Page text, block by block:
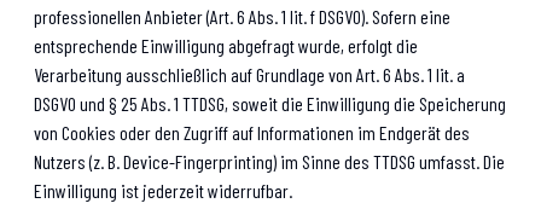
professionellen Anbieter (Art. 6 Abs. 1 lit. f DSGVO). Sofern eine
entsprechende Einwilligung abgefragt wurde, erfolgt die
Verarbeitung ausschließlich auf Grundlage von Art. 6 Abs. 1 lit. a
DSGVO und § 25 Abs. 1 TTDSG, soweit die Einwilligung die Speicherung
von Cookies oder den Zugriff auf Informationen im Endgerät des
Nutzers (z. B. Device-Fingerprinting) im Sinne des TTDSG umfasst. Die
Einwilligung ist jederzeit widerrufbar.